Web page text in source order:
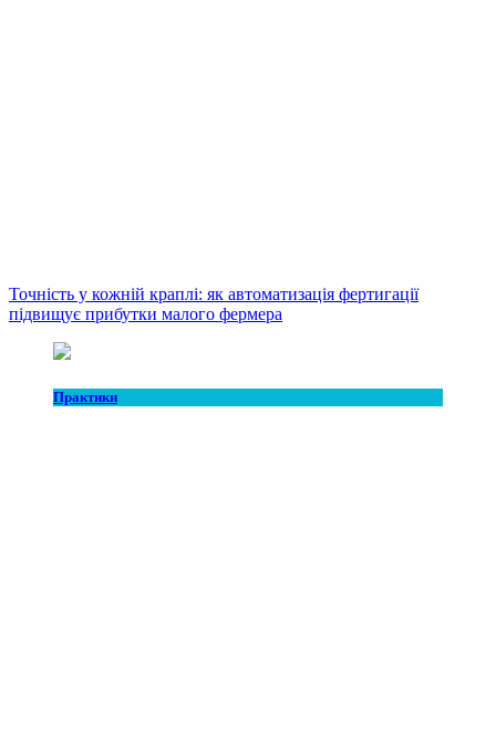
Точність у кожній краплі: як автоматизація фертигації
підвищує прибутки малого фермера
Практики